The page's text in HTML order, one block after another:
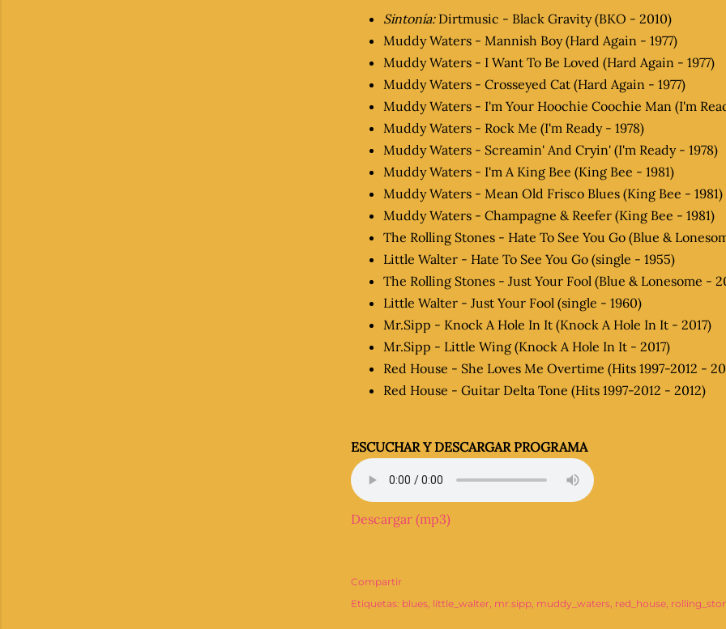
Sintonía:Dirtmusic - Black Gravity (BKO - 2010)
Muddy Waters - Mannish Boy (Hard Again - 1977)
Muddy Waters - I Want To Be Loved (Hard Again - 1977)
Muddy Waters - Crosseyed Cat (Hard Again - 1977)
Muddy Waters - I'm Your Hoochie Coochie Man (I'm
Muddy Waters - Rock Me (I'm Ready - 1978)
Muddy Waters - Screamin' And Cryin' (I'm Ready - 1978)
Muddy Waters - I'm A King Bee (King Bee - 1981)
Muddy Waters - Mean Old Frisco Blues (King Bee - 1981)
Muddy Waters - Champagne & Reefer (King Bee - 1981)
The Rolling Stones - Hate To See You Go (Blue &
Little Walter - Hate To See You Go (single - 1955)
The Rolling Stones - Just Your Fool (Blue & Lonesome -
Little Walter - Just Your Fool (single - 1960)
Mr.Sipp - Knock A Hole In It (Knock A Hole In It - 2017)
Mr.Sipp - Little Wing (Knock A Hole In It - 2017)
Red House - She Loves Me Overtime (Hits 1997-2012 -
Red House - Guitar Delta Tone (Hits 1997-2012 - 2012)
ESCUCHAR Y DESCARGAR PROGRAMA
Descargar (mp3)
Compartir
Etiquetas: blues little_walter mr.sipp muddy_waters red_house